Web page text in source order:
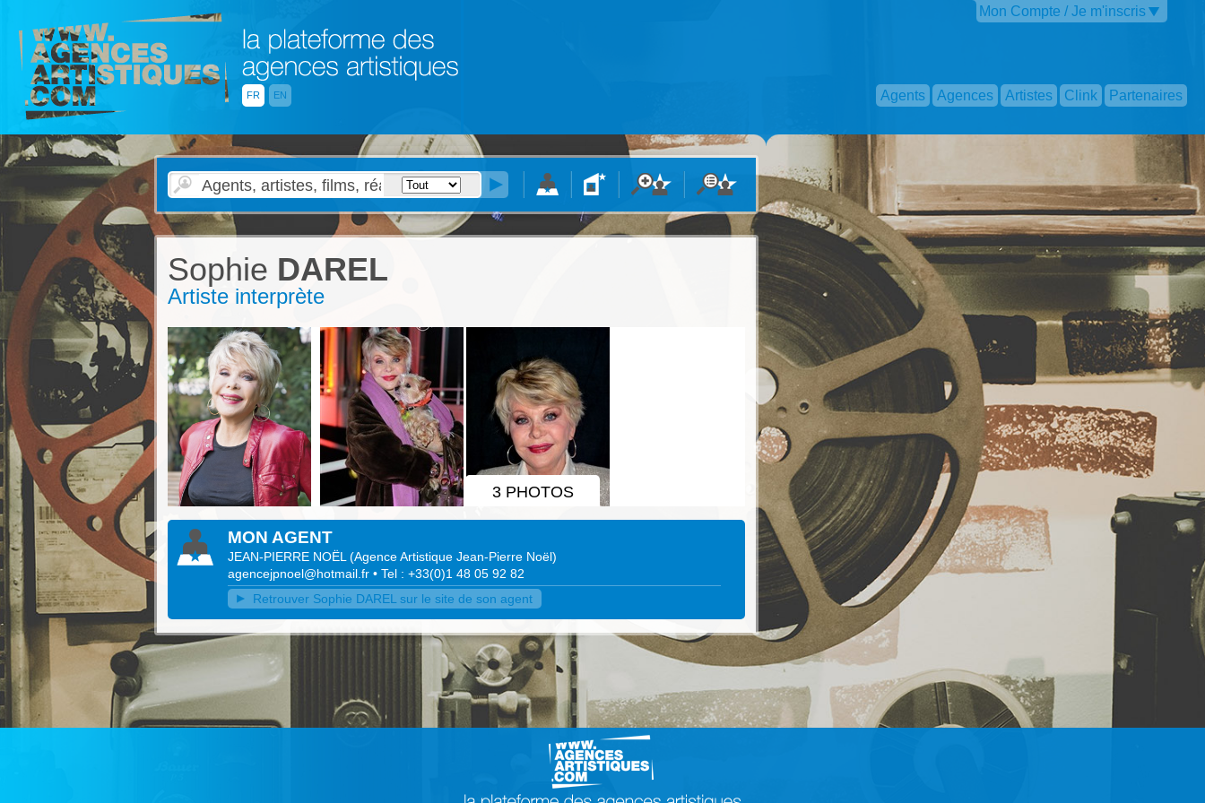
FR EN
Mon Compte / Je m'inscris
Agents Agences Artistes Clink Partenaires
Sophie DAREL
Artiste interprète
3 PHOTOS
MON AGENT
JEAN-PIERRE NOËL (Agence Artistique Jean-Pierre Noël)
agencejpnoel@hotmail.fr • Tel : +33(0)1 48 05 92 82
Retrouver Sophie DAREL sur le site de son agent